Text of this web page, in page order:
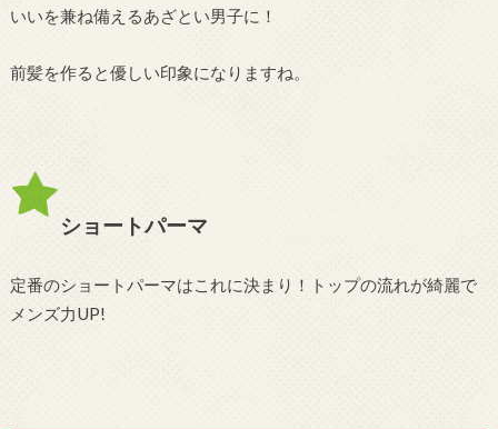
いいを兼ね備えるあざとい男子に！
前髪を作ると優しい印象になりますね。
ショートパーマ
定番のショートパーマはこれに決まり！トップの流れが綺麗で
メンズ力UP!